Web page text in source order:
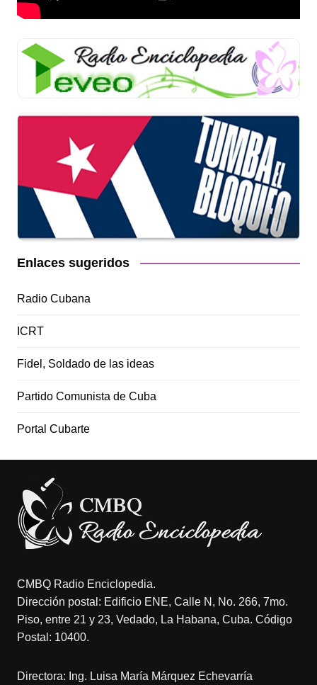
Enlaces sugeridos
Radio Cubana
ICRT
Fidel, Soldado de las ideas
Partido Comunista de Cuba
Portal Cubarte
CMBQ Radio Enciclopedia.
Dirección postal: Edificio ENE, Calle N, No. 266, 7mo.
Piso, entre 21 y 23, Vedado, La Habana, Cuba. Código
Postal: 10400.
Directora: Ing. Luisa María Márquez Echevarría